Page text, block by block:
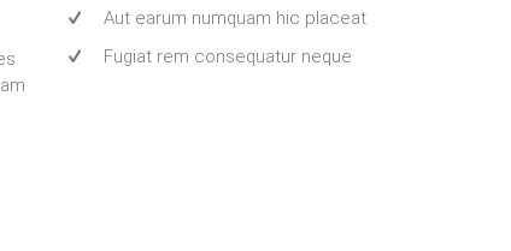
Aut earum numquam hic placeat
Fugiat rem consequatur neque